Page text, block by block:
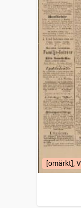
[omärkt],